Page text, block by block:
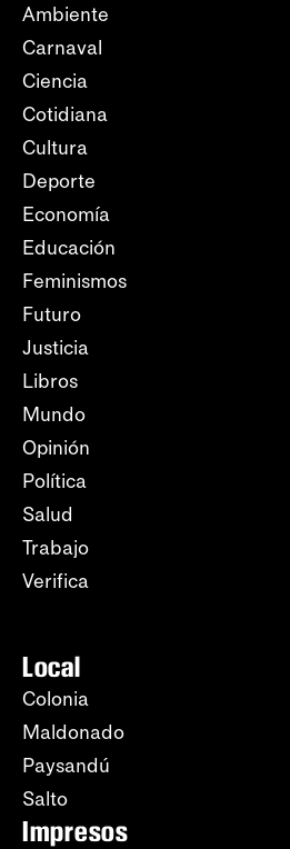
Ambiente
Carnaval
Ciencia
Cotidiana
Cultura
Deporte
Economía
Educación
Feminismos
Futuro
Justicia
Libros
Mundo
Opinión
Política
Salud
Trabajo
Verifica
Local
Colonia
Maldonado
Paysandú
Salto
Impresos